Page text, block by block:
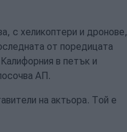
с хеликоптери и дронове,
от поредицата
в петък и
АП.
на актьора. Той е